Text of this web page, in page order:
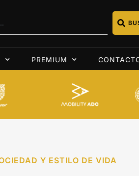
PREMIUM
Y ESTILO DE VIDA